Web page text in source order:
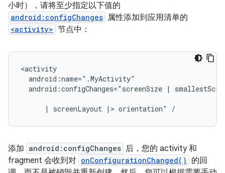
小时），请将至少指定以下值的
android:configChanges 属性添加到应用清单的
<activity> 节点中：
android:configChanges="screenSize |
| screenLayout |> orientation"
添加 android:configChanges 后，您的 activity 和
fragment 会收到对 onConfigurationChanged()
的回